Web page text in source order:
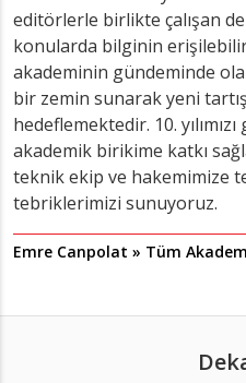
editörlerle birlikte çalışan
konularda bilginin
akademinin gündeminde
bir zemin sunarak yeni
hedeflemektedir. 10.
akademik birikime katkı
teknik ekip ve hakemimize
tebriklerimizi sunuyoruz.
Emre Canpolat » Tüm